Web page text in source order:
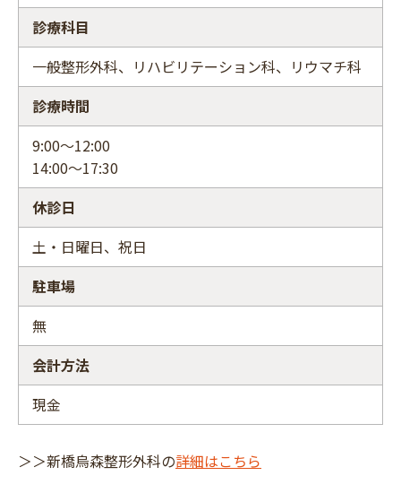
診療科目
一般整形外科、リハビリテーション科、リウマチ科
診療時間
9:00～12:00
14:00～17:30
休診日
土・日曜日、祝日
駐車場
無
会計方法
現金
＞＞新橋烏森整形外科の詳細はこちら